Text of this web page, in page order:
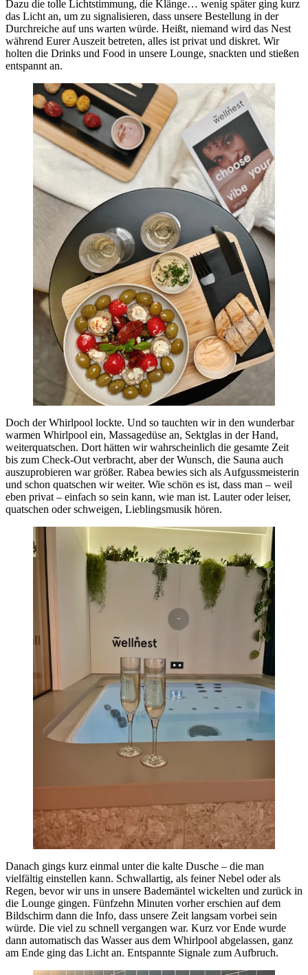
Dazu die tolle Lichtstimmung, die Klänge… wenig später ging kurz
das Licht an, um zu signalisieren, dass unsere Bestellung in der
Durchreiche auf uns warten würde. Heißt, niemand wird das Nest
während Eurer Auszeit betreten, alles ist privat und diskret. Wir
holten die Drinks und Food in unsere Lounge, snackten und stießen
entspannt an.
Doch der Whirlpool lockte. Und so tauchten wir in den wunderbar
warmen Whirlpool ein, Massagedüse an, Sektglas in der Hand,
weiterquatschen. Dort hätten wir wahrscheinlich die gesamte Zeit
bis zum Check-Out verbracht, aber der Wunsch, die Sauna auch
auszuprobieren war größer. Rabea bewies sich als Aufgussmeisterin
und schon quatschen wir weiter. Wie schön es ist, dass man – weil
eben privat – einfach so sein kann, wie man ist. Lauter oder leiser,
quatschen oder schweigen, Lieblingsmusik hören.
Danach gings kurz einmal unter die kalte Dusche – die man
vielfältig einstellen kann. Schwallartig, als feiner Nebel oder als
Regen, bevor wir uns in unsere Bademäntel wickelten und zurück in
die Lounge gingen. Fünfzehn Minuten vorher erschien auf dem
Bildschirm dann die Info, dass unsere Zeit langsam vorbei sein
würde. Die viel zu schnell vergangen war. Kurz vor Ende wurde
dann automatisch das Wasser aus dem Whirlpool abgelassen, ganz
am Ende ging das Licht an. Entspannte Signale zum Aufbruch.